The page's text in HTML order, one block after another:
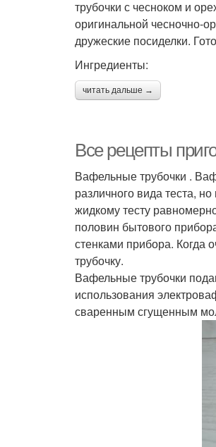
трубочки с чесноком и
оригинальной чесночно-
дружеские посиделки.
Ингредиенты:
читать дальше →
Все рецепты
Вафельные трубочки .
различного вида теста,
жидкому тесту
половин бытового
стенками прибора. Когда
трубочку.
Вафельные трубочки
использования
сваренным сгущенным